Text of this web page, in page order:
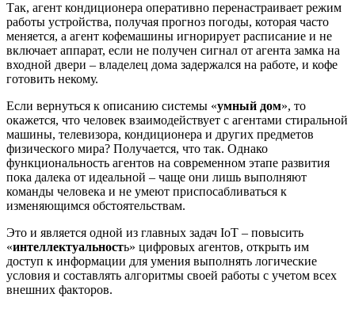
Так, агент кондиционера оперативно перенастраивает режим
работы устройства, получая прогноз погоды, которая часто
меняется, а агент кофемашины игнорирует расписание и не
включает аппарат, если не получен сигнал от агента замка на
входной двери – владелец дома задержался на работе, и кофе
готовить некому.
Если вернуться к описанию системы «умный дом», то
окажется, что человек взаимодействует с агентами стиральной
машины, телевизора, кондиционера и других предметов
физического мира? Получается, что так. Однако
функциональность агентов на современном этапе развития
пока далека от идеальной – чаще они лишь выполняют
команды человека и не умеют приспосабливаться к
изменяющимся обстоятельствам.
Это и является одной из главных задач IoT – повысить
«интеллектуальность» цифровых агентов, открыть им
доступ к информации для умения выполнять логические
условия и составлять алгоритмы своей работы с учетом всех
внешних факторов.